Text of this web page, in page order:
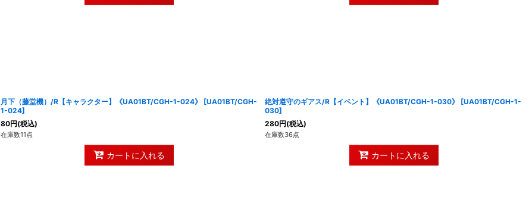
月下（藤堂機）/R【キャラクター】《UA01BT/CGH-1-024》 [UA01BT/CGH-
1-024]
80円(税込)
在庫数11点
カートに入れる
絶対遵守のギアス/R【イベント】《UA01BT/CGH-1-030》 [UA01BT/CGH-1-
030]
280円(税込)
在庫数36点
カートに入れる